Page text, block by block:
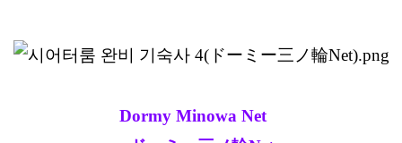
Dormy Minowa Net